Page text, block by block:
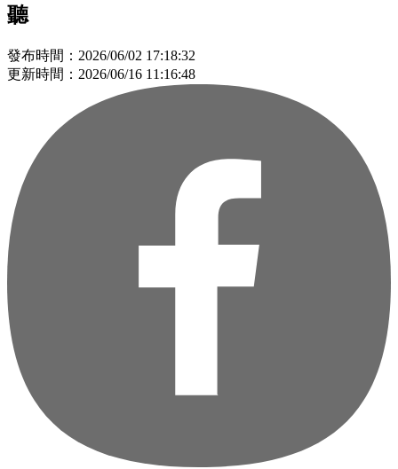
聽
發布時間：2026/06/02 17:18:32
更新時間：2026/06/16 11:16:48